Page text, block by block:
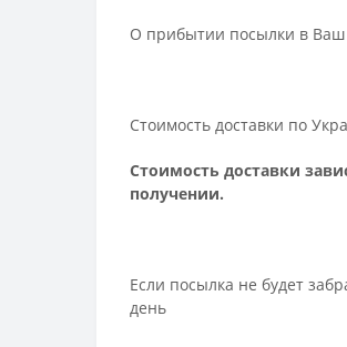
О прибытии посылки в Ваш
Стоимость доставки по
Стоимость доставки
получении.
Если посылка не будет
день